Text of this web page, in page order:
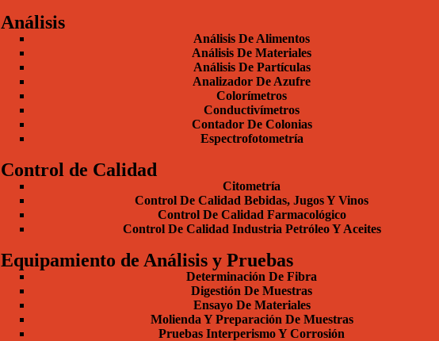
Análisis
Análisis De Alimentos
Análisis De Materiales
Análisis De Partículas
Analizador De Azufre
Colorímetros
Conductivímetros
Contador De Colonias
Espectrofotometría
Control de Calidad
Citometría
Control De Calidad Bebidas, Jugos Y Vinos
Control De Calidad Farmacológico
Control De Calidad Industria Petróleo Y Aceites
Equipamiento de Análisis y Pruebas
Determinación De Fibra
Digestión De Muestras
Ensayo De Materiales
Molienda Y Preparación De Muestras
Pruebas Interperismo Y Corrosión